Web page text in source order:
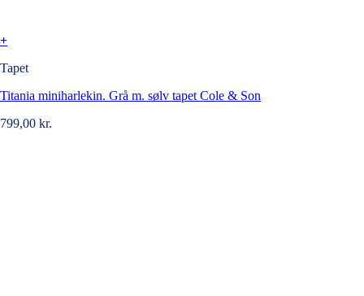
+
Tapet
Titania miniharlekin. Grå m. sølv tapet Cole & Son
799,00 kr.